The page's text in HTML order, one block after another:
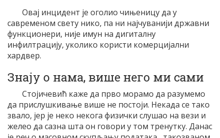
Овај инцидент је оголио чињеницу да у
савременом свету нико, па ни најчуванији државни
функционери, није имун на дигиталну
инфилтрацију, уколико користи комерцијални
хардвер.
Знају о нама, више него ми сами
Стојичевић каже да прво морамо да разумемо
да прислушкивање више не постоји. Некада се тако
звало, јер је неко некога физички слушао на вези и
желео да сазна шта он говори у том тренутку. Данас